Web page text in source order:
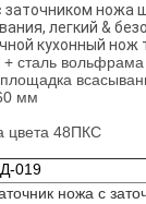
заточником ножа
легкий &
кухонный нож
сталь вольфрама
мм
цвета 48ПКС
019
ножа с